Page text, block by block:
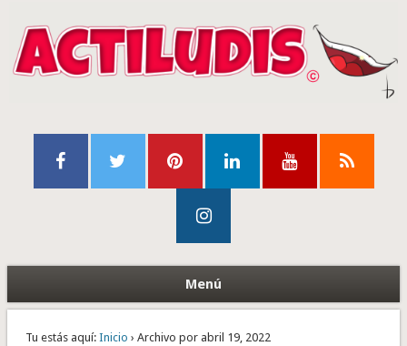
Menú
Tu estás aquí: Inicio › Archivo por abril 19, 2022